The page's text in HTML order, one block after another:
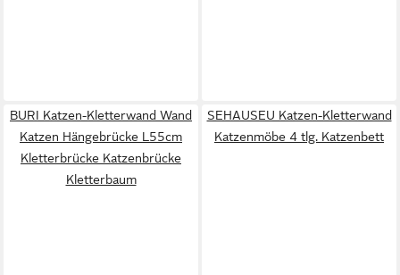
BURI Katzen-Kletterwand Wand
Katzen Hängebrücke L55cm
Kletterbrücke Katzenbrücke
Kletterbaum
SEHAUSEU Katzen-Kletterwand
Katzenmöbe 4 tlg. Katzenbett